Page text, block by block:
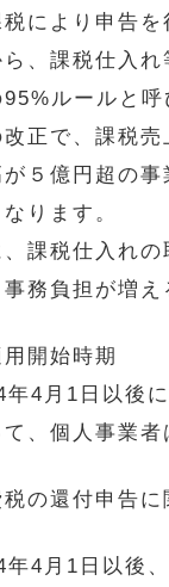
により申告を
ら、課税仕入
ルールと呼
正で、課税売
５億円超の
ります。
課税仕入れの
務負担が増え
用開始時期
4月1日以後に
て、個人事業
税の還付申告
4月1日以後、